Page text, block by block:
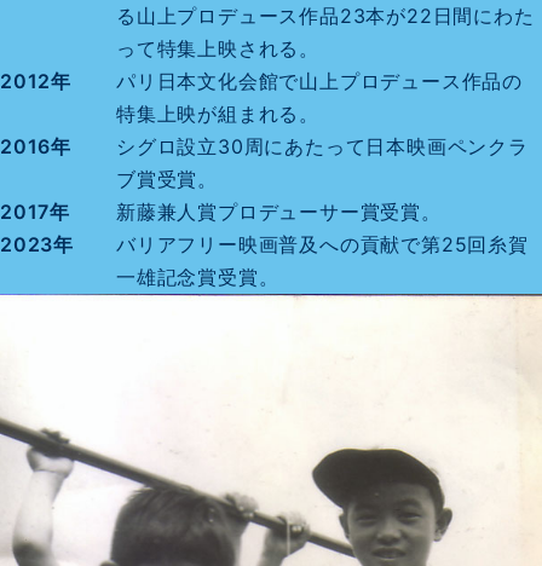
る山上プロデュース作品23本が22日間にわた
って特集上映される。
2012年
パリ日本文化会館で山上プロデュース作品の
特集上映が組まれる。
2016年
シグロ設立30周にあたって日本映画ペンクラ
ブ賞受賞。
2017年
新藤兼人賞プロデューサー賞受賞。
2023年
バリアフリー映画普及への貢献で第25回糸賀
一雄記念賞受賞。